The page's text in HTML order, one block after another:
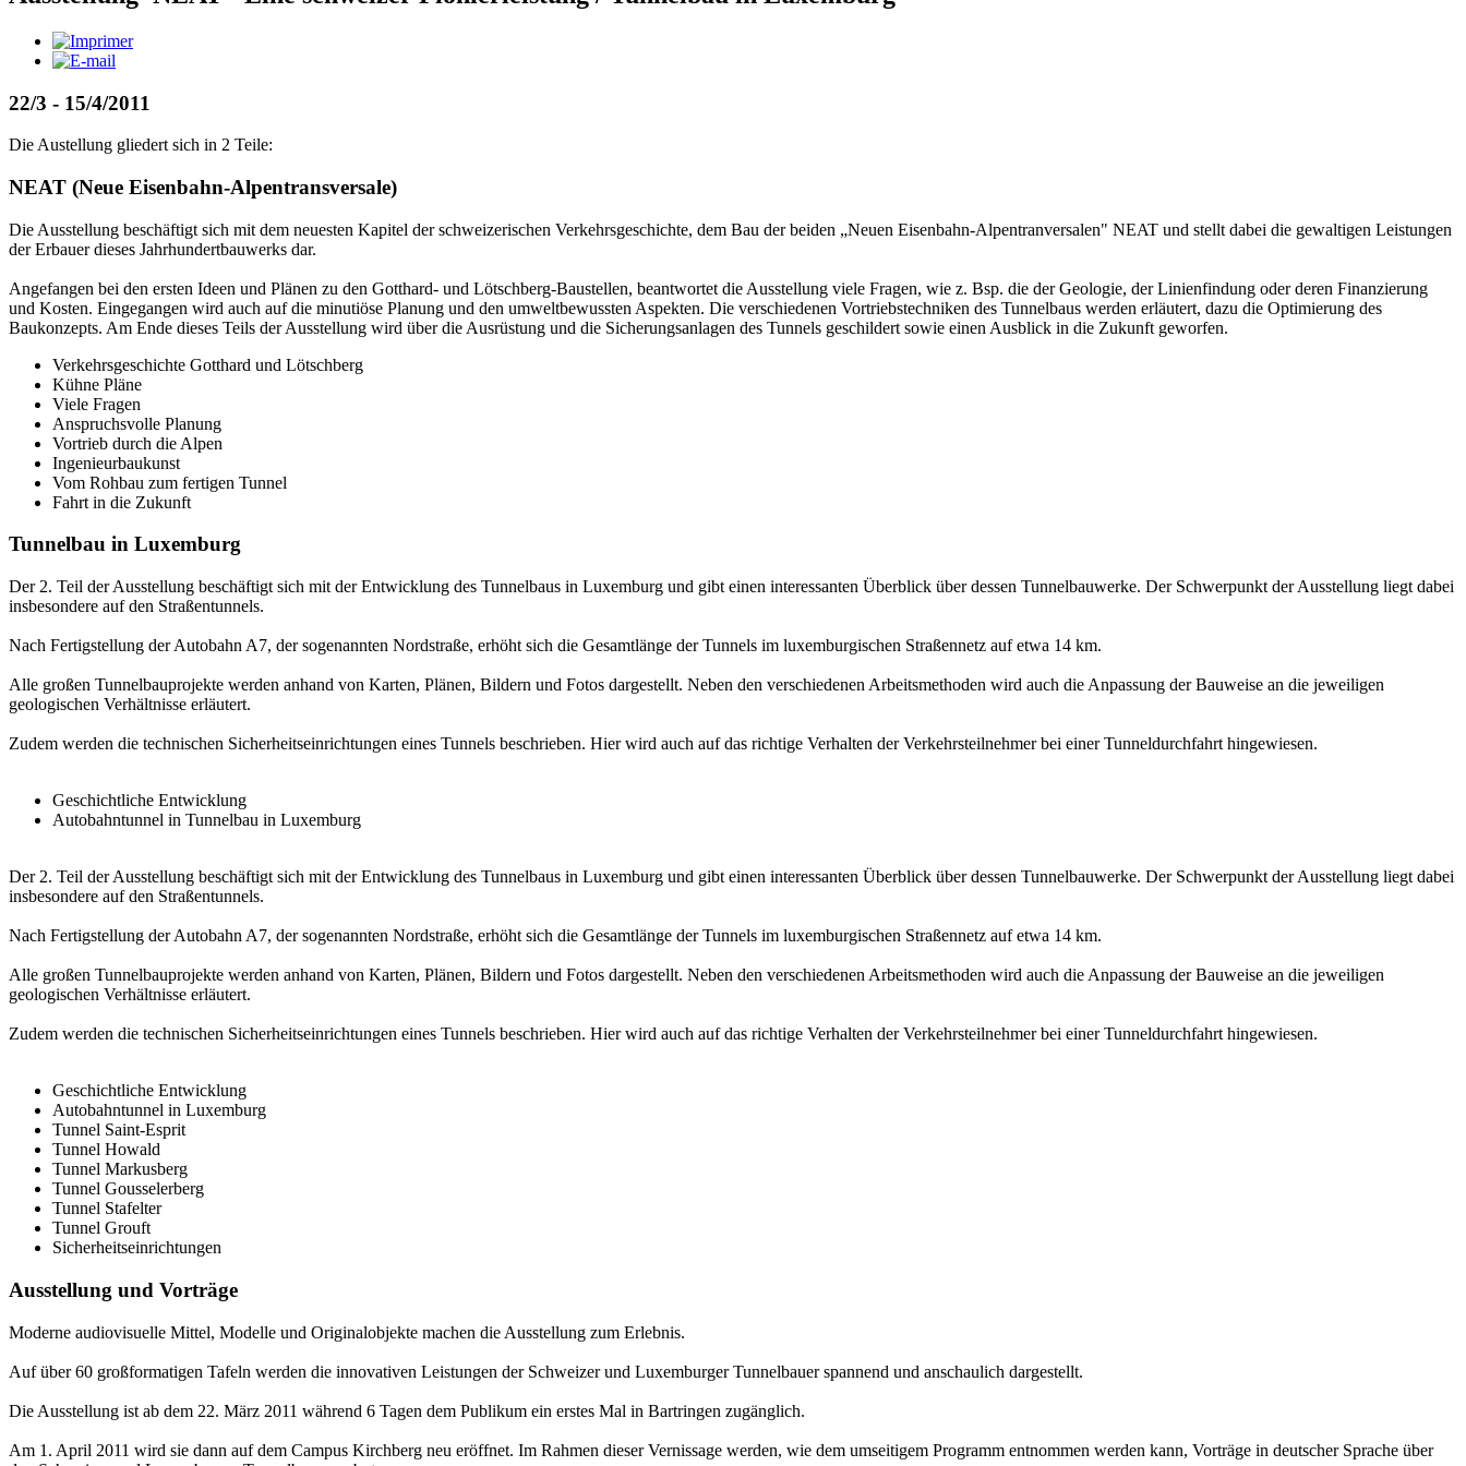
22/3 - 15/4/2011
Die Austellung gliedert sich in 2 Teile:
NEAT (Neue Eisenbahn-Alpentransversale)
Die Ausstellung beschäftigt sich mit dem neuesten Kapitel der schweizerischen Verkehrsgeschichte, dem Bau der beiden „Neuen Eisenbahn-Alpentranversalen" NEAT und stellt dabei die gewaltigen Leistungen
der Erbauer dieses Jahrhundertbauwerks dar.
Angefangen bei den ersten Ideen und Plänen zu den Gotthard- und Lötschberg-Baustellen, beantwortet die Ausstellung viele Fragen, wie z. Bsp. die der Geologie, der Linienfindung oder deren Finanzierung
und Kosten. Eingegangen wird auch auf die minutiöse Planung und den umweltbewussten Aspekten. Die verschiedenen Vortriebstechniken des Tunnelbaus werden erläutert, dazu die Optimierung des
Baukonzepts. Am Ende dieses Teils der Ausstellung wird über die Ausrüstung und die Sicherungsanlagen des Tunnels geschildert sowie einen Ausblick in die Zukunft geworfen.
Verkehrsgeschichte Gotthard und Lötschberg
Kühne Pläne
Viele Fragen
Anspruchsvolle Planung
Vortrieb durch die Alpen
Ingenieurbaukunst
Vom Rohbau zum fertigen Tunnel
Fahrt in die Zukunft
Tunnelbau in Luxemburg
Der 2. Teil der Ausstellung beschäftigt sich mit der Entwicklung des Tunnelbaus in Luxemburg und gibt einen interessanten Überblick über dessen Tunnelbauwerke. Der Schwerpunkt der Ausstellung liegt dabei
insbesondere auf den Straßentunnels.
Nach Fertigstellung der Autobahn A7, der sogenannten Nordstraße, erhöht sich die Gesamtlänge der Tunnels im luxemburgischen Straßennetz auf etwa 14 km.
Alle großen Tunnelbauprojekte werden anhand von Karten, Plänen, Bildern und Fotos dargestellt. Neben den verschiedenen Arbeitsmethoden wird auch die Anpassung der Bauweise an die jeweiligen
geologischen Verhältnisse erläutert.
Zudem werden die technischen Sicherheitseinrichtungen eines Tunnels beschrieben. Hier wird auch auf das richtige Verhalten der Verkehrsteilnehmer bei einer Tunneldurchfahrt hingewiesen.
Geschichtliche Entwicklung
Autobahntunnel in Tunnelbau in Luxemburg
Der 2. Teil der Ausstellung beschäftigt sich mit der Entwicklung des Tunnelbaus in Luxemburg und gibt einen interessanten Überblick über dessen Tunnelbauwerke. Der Schwerpunkt der Ausstellung liegt dabei
insbesondere auf den Straßentunnels.
Nach Fertigstellung der Autobahn A7, der sogenannten Nordstraße, erhöht sich die Gesamtlänge der Tunnels im luxemburgischen Straßennetz auf etwa 14 km.
Alle großen Tunnelbauprojekte werden anhand von Karten, Plänen, Bildern und Fotos dargestellt. Neben den verschiedenen Arbeitsmethoden wird auch die Anpassung der Bauweise an die jeweiligen
geologischen Verhältnisse erläutert.
Zudem werden die technischen Sicherheitseinrichtungen eines Tunnels beschrieben. Hier wird auch auf das richtige Verhalten der Verkehrsteilnehmer bei einer Tunneldurchfahrt hingewiesen.
Geschichtliche Entwicklung
Autobahntunnel in Luxemburg
Tunnel Saint-Esprit
Tunnel Howald
Tunnel Markusberg
Tunnel Gousselerberg
Tunnel Stafelter
Tunnel Grouft
Sicherheitseinrichtungen
Ausstellung und Vorträge
Moderne audiovisuelle Mittel, Modelle und Originalobjekte machen die Ausstellung zum Erlebnis.
Auf über 60 großformatigen Tafeln werden die innovativen Leistungen der Schweizer und Luxemburger Tunnelbauer spannend und anschaulich dargestellt.
Die Ausstellung ist ab dem 22. März 2011 während 6 Tagen dem Publikum ein erstes Mal in Bartringen zugänglich.
Am 1. April 2011 wird sie dann auf dem Campus Kirchberg neu eröffnet. Im Rahmen dieser Vernissage werden, wie dem umseitigem Programm entnommen werden kann, Vorträge in deutscher Sprache über